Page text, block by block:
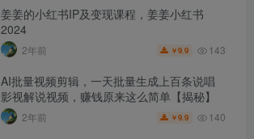
姜姜的小红书IP及变现课程，姜姜小红书
2024
2年前 ￥9.9 143
AI批量视频剪辑，一天批量生成上百条说唱
影视解说视频，赚钱原来这么简单【揭秘】
2年前 ￥9.9 140